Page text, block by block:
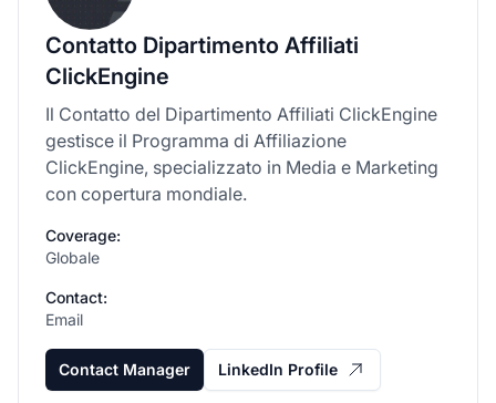
Contatto Dipartimento Affiliati
ClickEngine
Il Contatto del Dipartimento Affiliati ClickEngine
gestisce il Programma di Affiliazione
ClickEngine, specializzato in Media e Marketing
con copertura mondiale.
Coverage:
Globale
Contact:
Email
Contact Manager LinkedIn Profile